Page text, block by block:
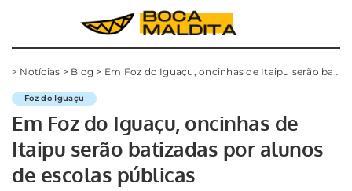
> Notícias > Blog > Em Foz do Iguaçu, oncinhas de Itaipu serão batizadas por alunos de escolas públicas
Foz do Iguaçu
Em Foz do Iguaçu, oncinhas de
Itaipu serão batizadas por alunos
de escolas públicas